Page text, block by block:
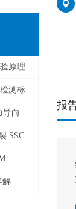
原理
测标
导向
SSC
解
报